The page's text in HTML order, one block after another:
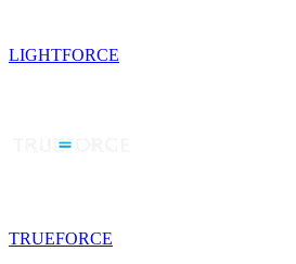
LIGHTFORCE
TRUEFORCE